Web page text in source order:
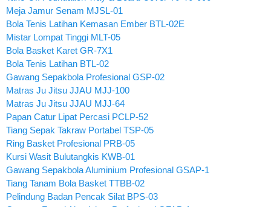
Meja Jamur Senam MJSL-01
Bola Tenis Latihan Kemasan Ember BTL-02E
Mistar Lompat Tinggi MLT-05
Bola Basket Karet GR-7X1
Bola Tenis Latihan BTL-02
Gawang Sepakbola Profesional GSP-02
Matras Ju Jitsu JJAU MJJ-100
Matras Ju Jitsu JJAU MJJ-64
Papan Catur Lipat Percasi PCLP-52
Tiang Sepak Takraw Portabel TSP-05
Ring Basket Profesional PRB-05
Kursi Wasit Bulutangkis KWB-01
Gawang Sepakbola Aluminium Profesional GSAP-1
Tiang Tanam Bola Basket TTBB-02
Pelindung Badan Pencak Silat BPS-03